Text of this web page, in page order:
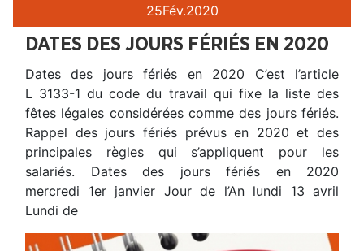
25Fév.2020
DATES DES JOURS FÉRIÉS EN 2020
Dates des jours fériés en 2020 C’est l’article
L 3133-1 du code du travail qui fixe la liste des
fêtes légales considérées comme des jours fériés.
Rappel des jours fériés prévus en 2020 et des
principales règles qui s’appliquent pour les
salariés. Dates des jours fériés en 2020
mercredi 1er janvier Jour de l’An lundi 13 avril
Lundi de